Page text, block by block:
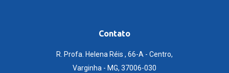
Contato
R. Profa. Helena Réis , 66-A - Centro,
Varginha - MG, 37006-030